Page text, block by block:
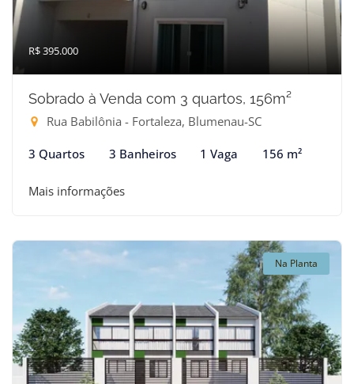
R$ 395.000
Sobrado à Venda com 3 quartos, 156m²
Rua Babilônia - Fortaleza, Blumenau-SC
3 Quartos 3 Banheiros 1 Vaga 156 m²
Mais informações
Na Planta